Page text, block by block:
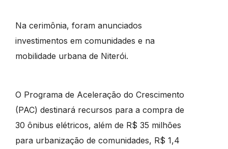
Na cerimônia, foram anunciados
investimentos em comunidades e na
mobilidade urbana de Niterói.
O Programa de Aceleração do Crescimento
(PAC) destinará recursos para a compra de
30 ônibus elétricos, além de R$ 35 milhões
para urbanização de comunidades, R$ 1,4